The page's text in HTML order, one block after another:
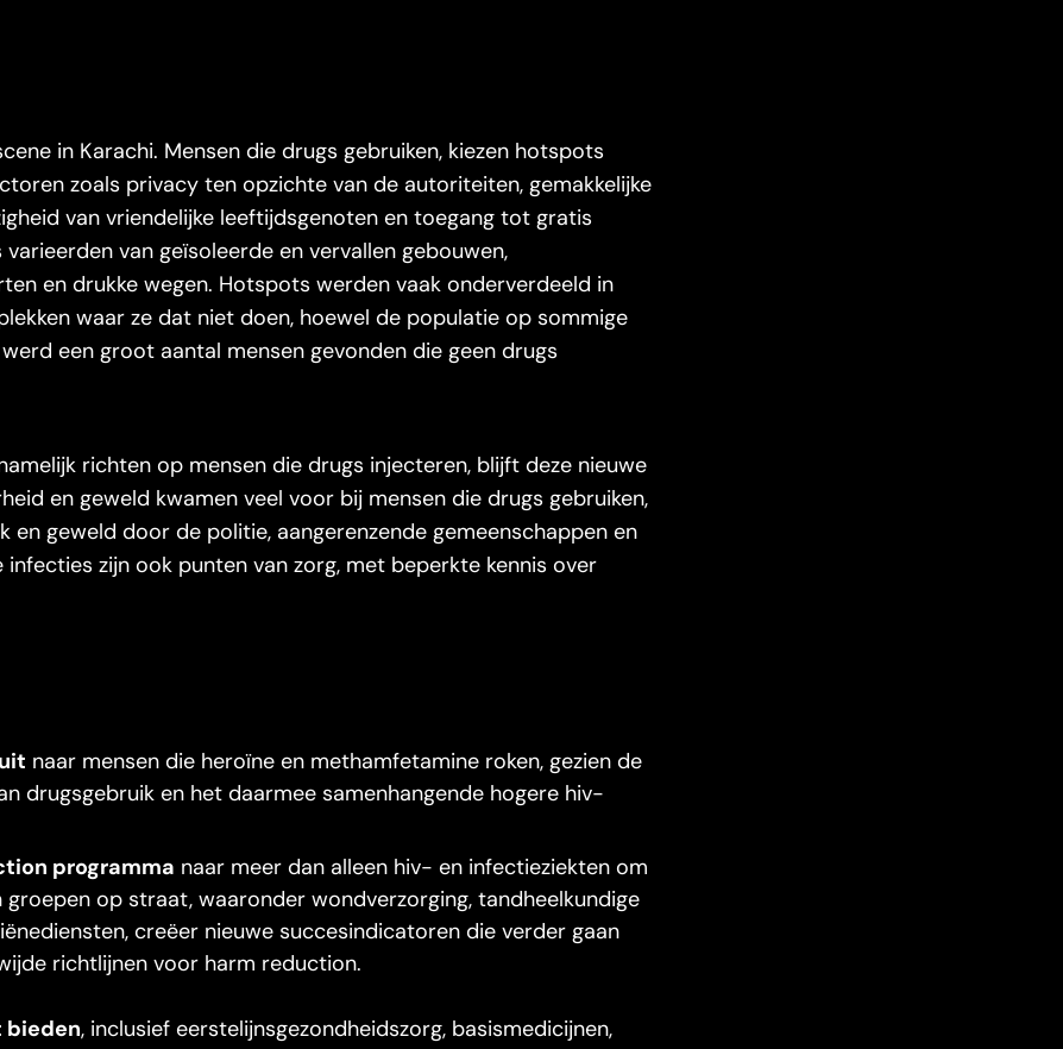
in Karachi. Mensen die drugs gebruiken, kiezen hotspots
zoals privacy ten opzichte van de autoriteiten, gemakkelijke
van vriendelijke leeftijdsgenoten en toegang tot gratis
van geïsoleerde en vervallen gebouwen,
en drukke wegen. Hotspots werden vaak onderverdeeld in
waar ze dat niet doen, hoewel de populatie op sommige
een groot aantal mensen gevonden die geen drugs
richten op mensen die drugs injecteren, blijft deze nieuwe
en geweld kwamen veel voor bij mensen die drugs gebruiken,
en geweld door de politie, aangerenzende gemeenschappen en
zijn ook punten van zorg, met beperkte kennis over
naar mensen die heroïne en methamfetamine roken, gezien de
drugsgebruik en het daarmee samenhangende hogere hiv-
programma naar meer dan alleen hiv- en infectieziekten om
op straat, waaronder wondverzorging, tandheelkundige
creëer nieuwe succesindicatoren die verder gaan
richtlijnen voor harm reduction.
bieden, inclusief eerstelijnsgezondheidszorg, basismedicijnen,